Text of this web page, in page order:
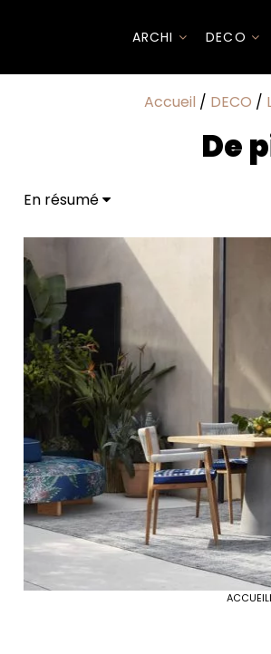
ARCHI DECO
Accueil / DECO /
De
En résumé